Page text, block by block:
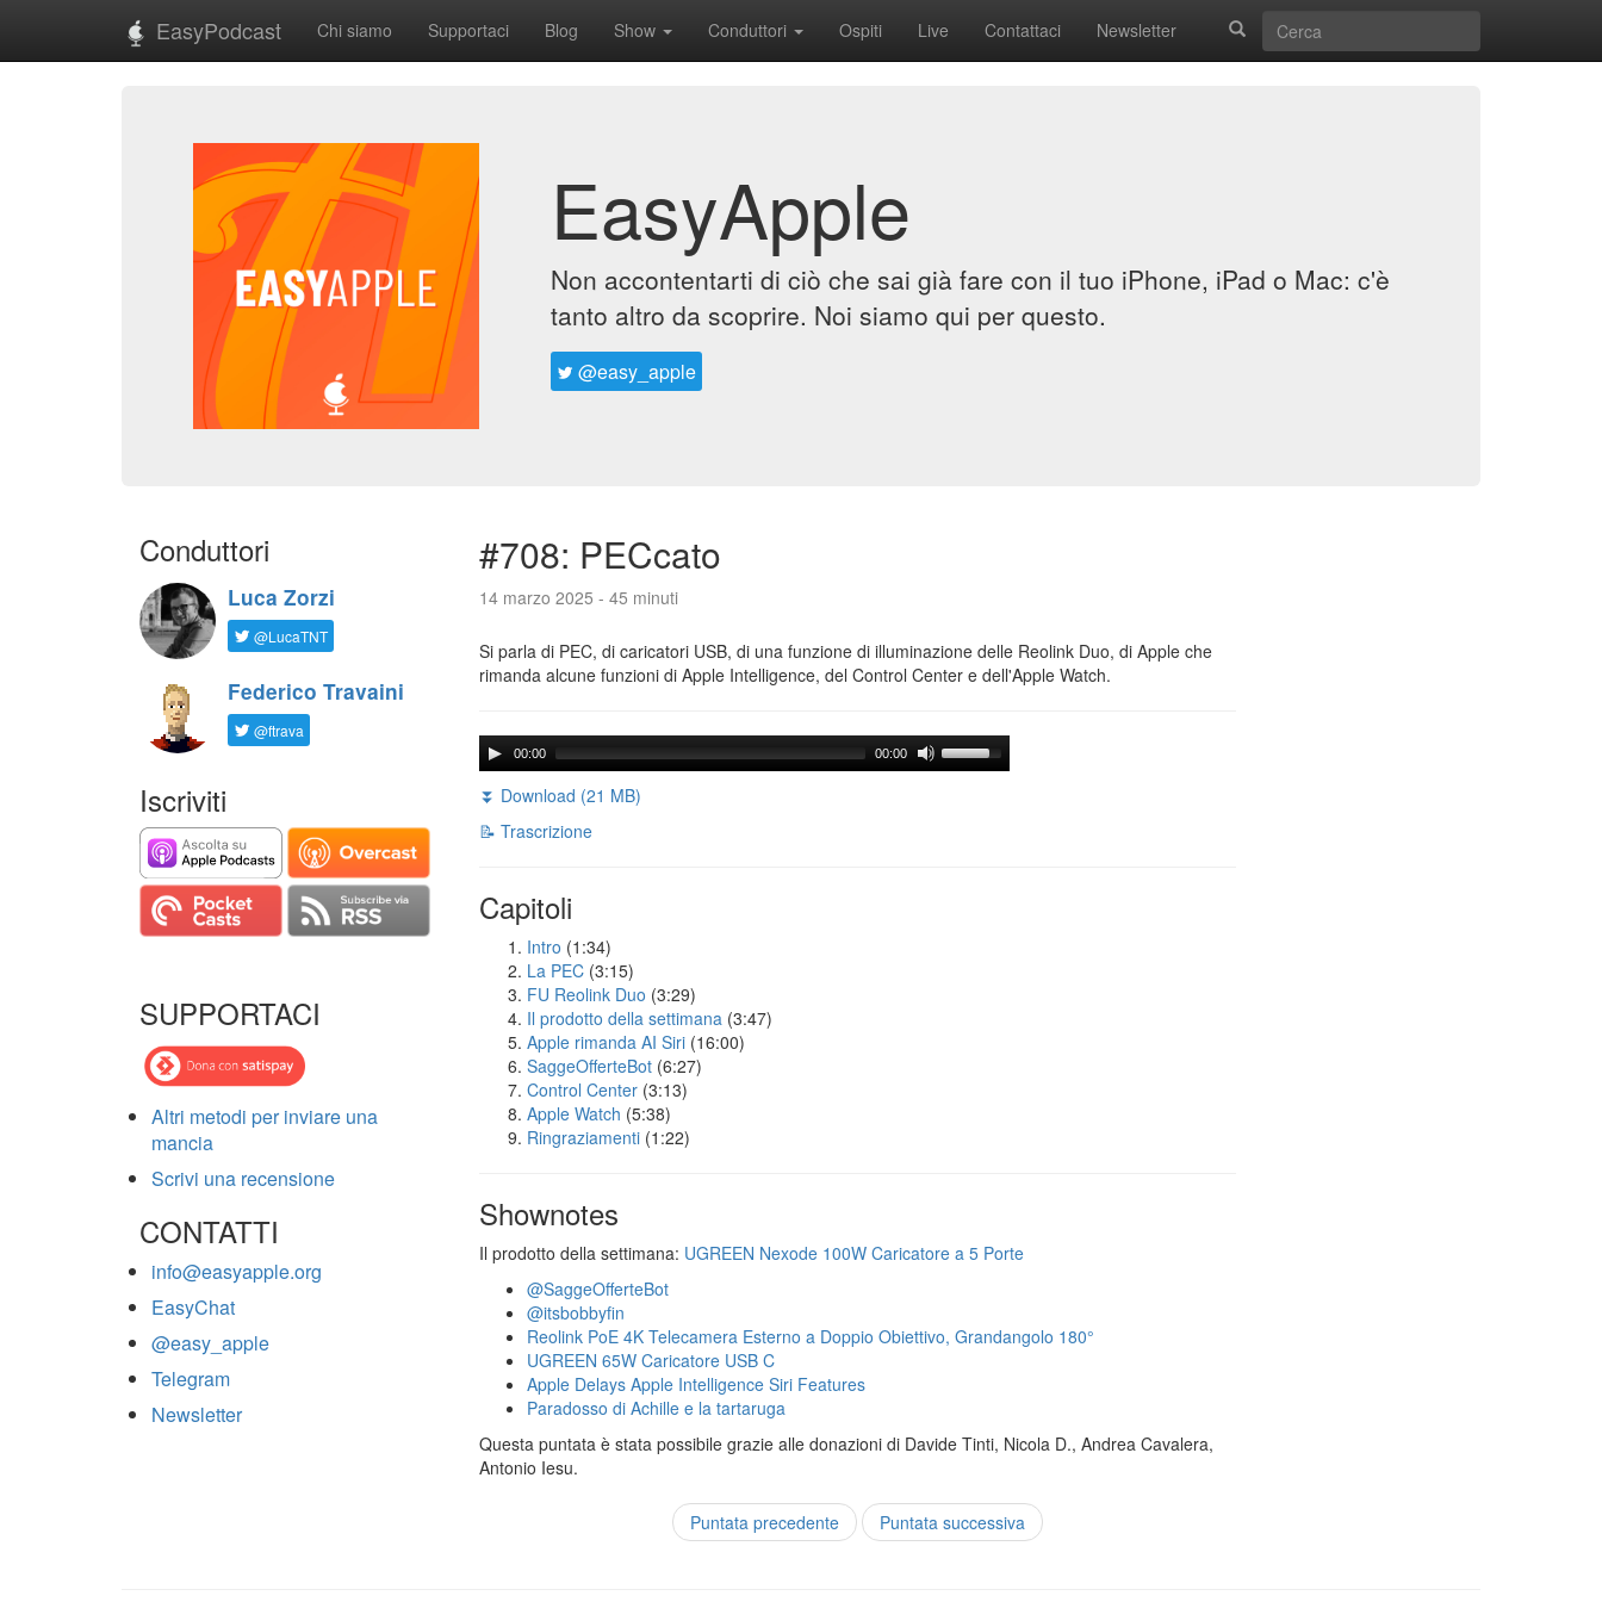
EasyPodcast Chi siamo Supportaci Blog Show Conduttori Ospiti Live Contattaci Newsletter
EasyApple
Non accontentarti di ciò che sai già fare con il tuo iPhone, iPad o Mac: c'è
tanto altro da scoprire. Noi siamo qui per questo.
@easy_apple
Conduttori
Luca Zorzi
@LucaTNT
Federico Travaini
@ftrava
Iscriviti
SUPPORTACI
Altri metodi per inviare una
mancia
Scrivi una recensione
CONTATTI
info@easyapple.org
EasyChat
@easy_apple
Telegram
Newsletter
#708: PECcato
14 marzo 2025 - 45 minuti
Si parla di PEC, di caricatori USB, di una funzione di illuminazione delle Reolink Duo, di Apple che
rimanda alcune funzioni di Apple Intelligence, del Control Center e dell'Apple Watch.
00:00 00:00
⏬ Download (21 MB)
📝 Trascrizione
Capitoli
Intro (1:34)
La PEC (3:15)
FU Reolink Duo (3:29)
Il prodotto della settimana (3:47)
Apple rimanda AI Siri (16:00)
SaggeOfferteBot (6:27)
Control Center (3:13)
Apple Watch (5:38)
Ringraziamenti (1:22)
Shownotes
Il prodotto della settimana: UGREEN Nexode 100W Caricatore a 5 Porte
@SaggeOfferteBot
@itsbobbyfin
Reolink PoE 4K Telecamera Esterno a Doppio Obiettivo, Grandangolo 180°
UGREEN 65W Caricatore USB C
Apple Delays Apple Intelligence Siri Features
Paradosso di Achille e la tartaruga
Questa puntata è stata possibile grazie alle donazioni di Davide Tinti, Nicola D., Andrea Cavalera,
Antonio Iesu.
Puntata precedente Puntata successiva